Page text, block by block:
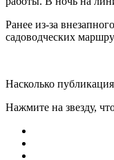
Ранее из-за
садоводческих
Насколько
Нажмите на звезду,